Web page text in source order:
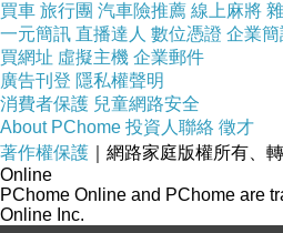
一、「AI 視覺與顯示」：
AI 視覺與顯示打造沉浸體
現多元應用
BenQ透過大型足球場來詮
方案，打造適合各年齡層
體驗。AI coach 即時偵測
表現，並結合 AI 肢體節
買車 旅行團 汽車險推薦 線上麻將
一元簡訊 直播達人 數位憑證 企業簡
買網址 虛擬主機 企業郵件
廣告刊登 隱私權聲明
消費者保護 兒童網路安全
About PChome 投資人聯絡 徵才
著作權保護 ｜網路家庭版權所有、
Online
PChome Online and PChome are
Online Inc.